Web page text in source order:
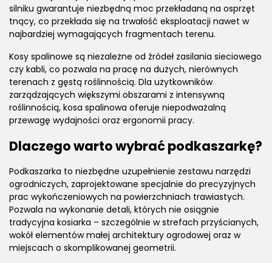
silniku gwarantuje niezbędną moc przekładaną na osprzęt
tnący, co przekłada się na trwałość eksploatacji nawet w
najbardziej wymagających fragmentach terenu.
Kosy spalinowe są niezależne od źródeł zasilania sieciowego
czy kabli, co pozwala na pracę na dużych, nierównych
terenach z gęstą roślinnością. Dla użytkowników
zarządzających większymi obszarami z intensywną
roślinnością, kosa spalinowa oferuje niepodważalną
przewagę wydajności oraz ergonomii pracy.
Dlaczego warto wybrać podkaszarkę?
Podkaszarka to niezbędne uzupełnienie zestawu narzędzi
ogrodniczych, zaprojektowane specjalnie do precyzyjnych
prac wykończeniowych na powierzchniach trawiastych.
Pozwala na wykonanie detali, których nie osiągnie
tradycyjna kosiarka – szczególnie w strefach przyścianych,
wokół elementów małej architektury ogrodowej oraz w
miejscach o skomplikowanej geometrii.